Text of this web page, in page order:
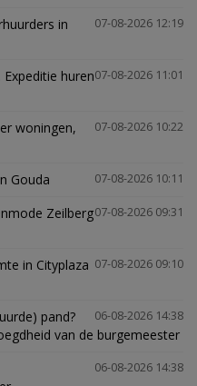
07-08-2026 12:19
in
07-08-2026 11:01
huren
07-08-2026 10:22
woningen,
07-08-2026 10:11
Gouda
07-08-2026 09:31
Zeilberg
07-08-2026 09:10
in Cityplaza
06-08-2026 14:38
pand?
van de burgemeester
06-08-2026 14:38